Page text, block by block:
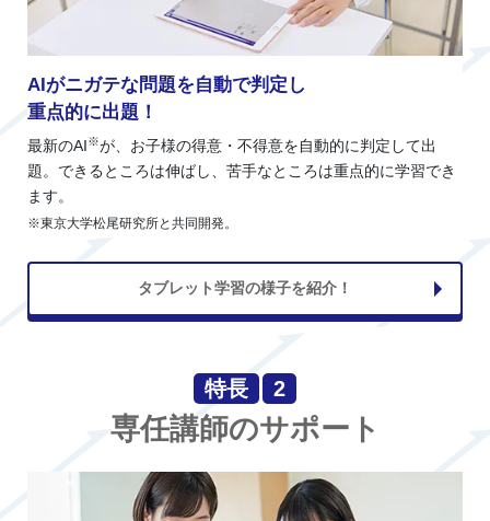
AIがニガテな問題を自動で判定し
重点的に出題！
最新のAI※が、お子様の得意・不得意を自動的に判定して出
題。できるところは伸ばし、苦手なところは重点的に学習でき
ます。
※東京大学松尾研究所と共同開発。
タブレット学習の様子を紹介！
特長 2
専任講師のサポート